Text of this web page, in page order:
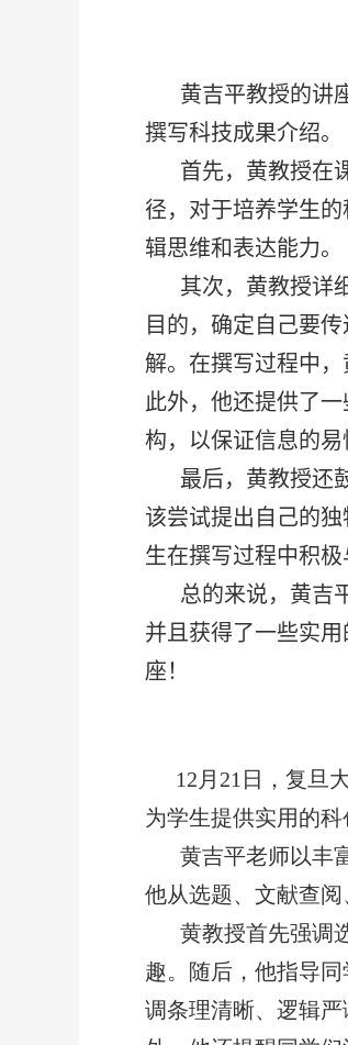
黄吉平教授的讲
撰写科技成果介绍。
首先，黄教授在
径，对于培养学生
辑思维和表达能力。
其次，黄教授详
目的，确定自己要
解。在撰写过程中
此外，他还提供了
构，以保证信息的易
最后，黄教授还
该尝试提出自己的
生在撰写过程中积
总的来说，黄吉
并且获得了一些实
座！
12 月 21 日，复旦
为学生提供实用的科
黄吉平老师以丰
他从选题、文献查
黄教授首先强调
趣。随后，他指导
调条理清晰、逻辑